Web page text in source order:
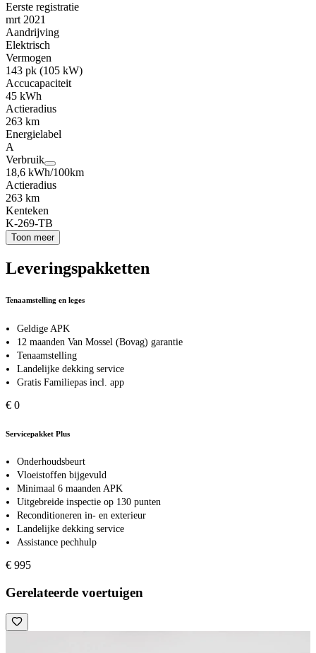
Eerste registratie
mrt 2021
Aandrijving
Elektrisch
Vermogen
143 pk (105 kW)
Accucapaciteit
45 kWh
Actieradius
263 km
Energielabel
A
Verbruik
18,6 kWh/100km
Actieradius
263 km
Kenteken
K-269-TB
Toon meer
Leveringspakketten
Tenaamstelling en leges
Geldige APK
12 maanden Van Mossel (Bovag) garantie
Tenaamstelling
Landelijke dekking service
Gratis Familiepas incl. app
€ 0
Servicepakket Plus
Onderhoudsbeurt
Vloeistoffen bijgevuld
Minimaal 6 maanden APK
Uitgebreide inspectie op 130 punten
Reconditioneren in- en exterieur
Landelijke dekking service
Assistance pechhulp
€ 995
Gerelateerde voertuigen